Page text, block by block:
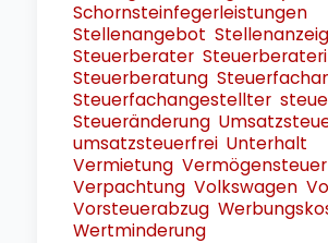
Schornsteinfegerleistungen
Stellenangebot
Steuerberater
Steuerberatung
Steuerfachangestellter
Steueränderung
umsatzsteuerfrei Unterhalt
Vermietung Vermögensteuer
Verpachtung Volkswagen
Vorsteuerabzug
Wertminderung